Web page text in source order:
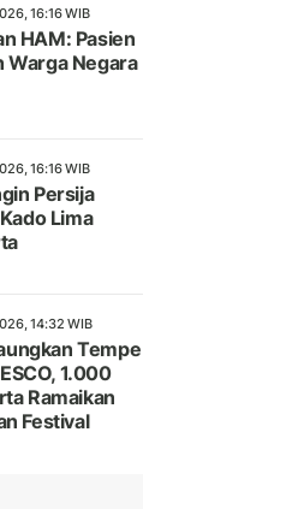
16:16 WIB
HAM: Pasien
Warga Negara
16:16 WIB
Persija
Lima
14:32 WIB
Tempe
1.000
Ramaikan
Festival